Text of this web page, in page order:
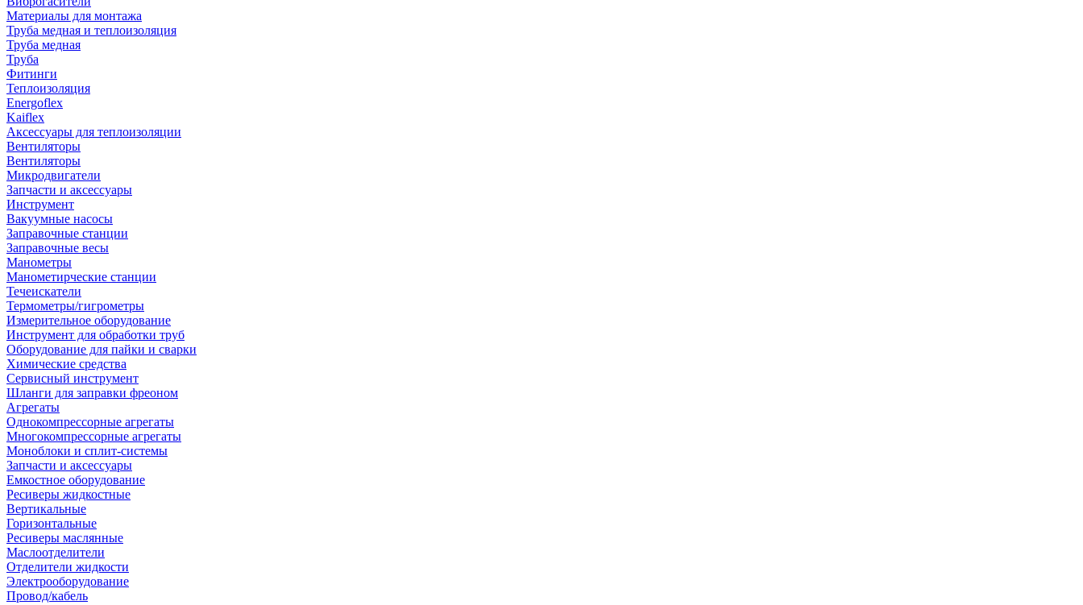
Материалы для монтажа
Труба медная и теплоизоляция
Труба медная
Труба
Фитинги
Теплоизоляция
Energoflex
Kaiflex
Аксессуары для теплоизоляции
Вентиляторы
Вентиляторы
Микродвигатели
Запчасти и аксессуары
Инструмент
Вакуумные насосы
Заправочные станции
Заправочные весы
Манометры
Манометирческие станции
Течеискатели
Термометры/гигрометры
Измерительное оборудование
Инструмент для обработки труб
Оборудование для пайки и сварки
Химические средства
Сервисный инструмент
Шланги для заправки фреоном
Агрегаты
Однокомпрессорные агрегаты
Многокомпрессорные агрегаты
Моноблоки и сплит-системы
Запчасти и аксессуары
Емкостное оборудование
Ресиверы жидкостные
Вертикальные
Горизонтальные
Ресиверы маслянные
Маслоотделители
Отделители жидкости
Электрооборудование
Провод/кабель